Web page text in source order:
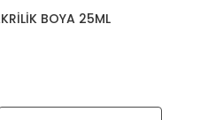
BOYA 25ML